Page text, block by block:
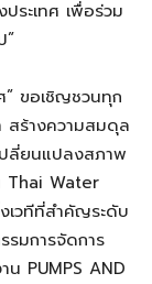
ระเทศ เพื่อร่วม
”
” ขอเชิญชวนทุก
สร้างความสมดุล
ปลี่ยนแปลงสภาพ
Thai Water
เวทีที่สำคัญระดับ
รมการจัดการ
PUMPS AND